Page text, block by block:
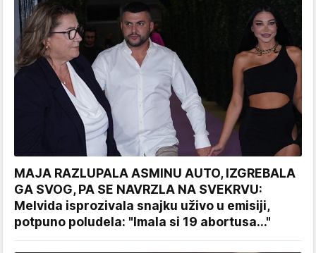
MAJA RAZLUPALA ASMINU AUTO, IZGREBALA
GA SVOG, PA SE NAVRZLA NA SVEKRVU:
Melvida isprozivala snajku uživo u emisiji,
potpuno poludela: "Imala si 19 abortusa..."